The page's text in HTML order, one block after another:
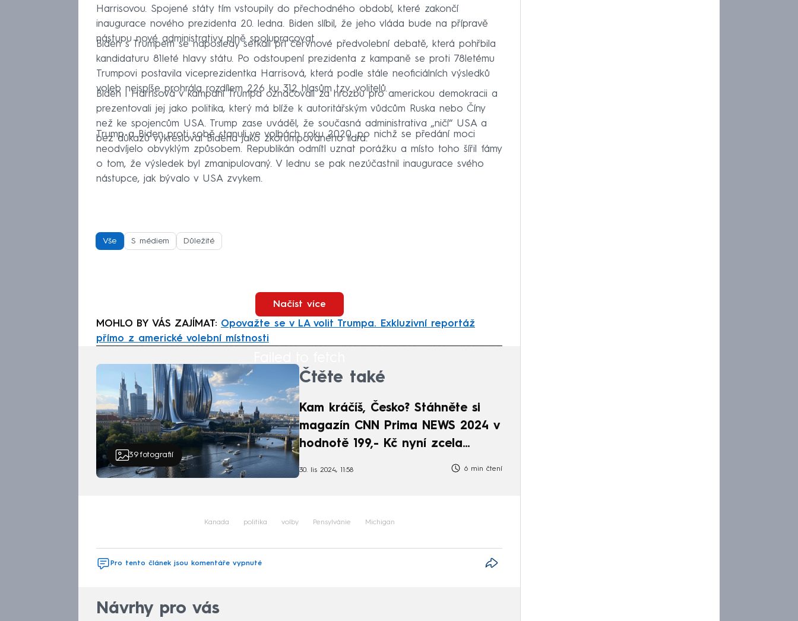
Harrisovou. Spojené státy tím vstoupily do přechodného období, které zakončí
inaugurace nového prezidenta 20. ledna. Biden slíbil, že jeho vláda bude na přípravě
nástupu nové administrativy plně spolupracovat.
Biden s Trumpem se naposledy setkali při červnové předvolební debatě, která pohřbila
kandidaturu 81leté hlavy státu. Po odstoupení prezidenta z kampaně se proti 78letému
Trumpovi postavila viceprezidentka Harrisová, která podle stále neoficiálních výsledků
voleb nejspíše prohrála rozdílem 226 ku 312 hlasům tzv. volitelů.
Biden i Harrisová v kampani Trumpa označovali za hrozbu pro americkou demokracii a
prezentovali jej jako politika, který má blíže k autoritářským vůdcům Ruska nebo Číny
než ke spojencům USA. Trump zase uváděl, že současná administrativa „ničí“ USA a
bez důkazů vykresloval Bidena jako zkorumpovaného lídra.
Trump a Biden proti sobě stanuli ve volbách roku 2020, po nichž se předání moci
neodvíjelo obvyklým způsobem. Republikán odmítl uznat porážku a místo toho šířil fámy
o tom, že výsledek byl zmanipulovaný. V lednu se pak nezúčastnil inaugurace svého
nástupce, jak bývalo v USA zvykem.
Vše S médiem Důležité
Načíst více
MOHLO BY VÁS ZAJÍMAT: Opovažte se v LA volit Trumpa. Exkluzivní reportáž
přímo z americké volební místnosti
39fotografií
Čtěte také
Kam kráčíš, Česko? Stáhněte si
magazín CNN Prima NEWS 2024 v
hodnotě 199,- Kč nyní zcela
30. lis 2024, 11:58 6 min čtení
Kanada politika volby Pensylvánie Michigan
Pro tento článek jsou komentáře vypnuté
Návrhy pro vás